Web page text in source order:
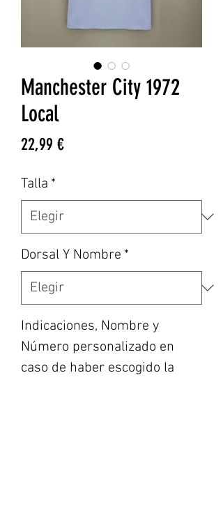
Manchester City 1972
Local
22,99 €Precio
Talla *
Dorsal Y Nombre *
Indicaciones, Nombre y
Número personalizado en
caso de haber escogido la